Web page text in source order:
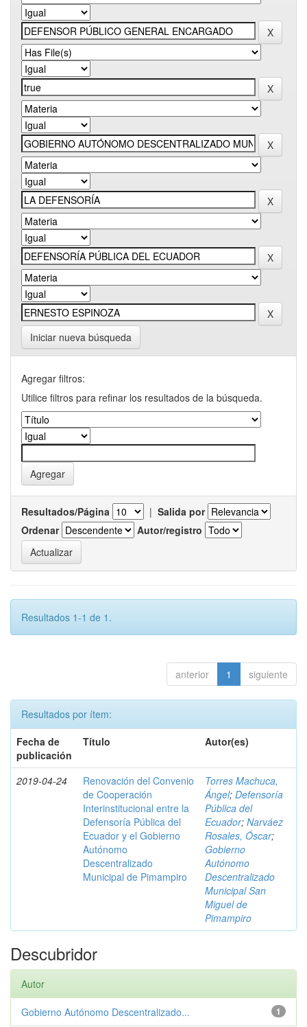
Iniciar nueva búsqueda
Agregar filtros:
Utilice filtros para refinar los resultados de la búsqueda.
Resultados/Página | Salida por
Ordenar
Autor/registro
Resultados 1-1 de 1.
anterior 1 siguiente
Resultados por ítem:
Fecha de
publicación
Título Autor(es)
2019-04-24
Renovación del Convenio
de Cooperación
Interinstitucional entre la
Defensoría Pública del
Ecuador y el Gobierno
Autónomo
Descentralizado
Municipal de Pimampiro
Torres Machuca,
Ángel; Defensoría
Pública del
Ecuador; Narváez
Rosales, Óscar;
Gobierno
Autónomo
Descentralizado
Municipal San
Miguel de
Pimampiro
Descubridor
Autor
1
Gobierno Autónomo Descentralizado...